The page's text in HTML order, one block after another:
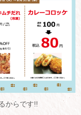
からです!!